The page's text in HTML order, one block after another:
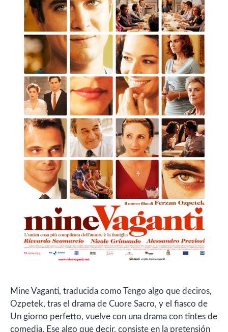
Mine Vaganti, traducida como Tengo algo que deciros,
Ozpetek, tras el drama de Cuore Sacro, y el fiasco de
Un giorno perfetto, vuelve con una drama con tintes de
comedia. Ese algo que decir, consiste en la pretensión